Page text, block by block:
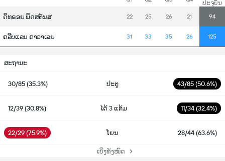
ປະຈຸບັນ
ດິທຣອຍ ພິດສຕັນສ 22 25 26 21 94
ຄລີບແລນ ຄາວາເລຍ 31 33 35 26 125
ສະຖານະ
30/85 (35.3%) ປະຕູ 43/85 (50.6%)
12/39 (30.8%) ໄດ້ 3 ແຕ້ມ 11/34 (32.4%)
22/29 (75.9%) ໂຍນ 28/44 (63.6%)
ເບິ່ງທັງໝົດ